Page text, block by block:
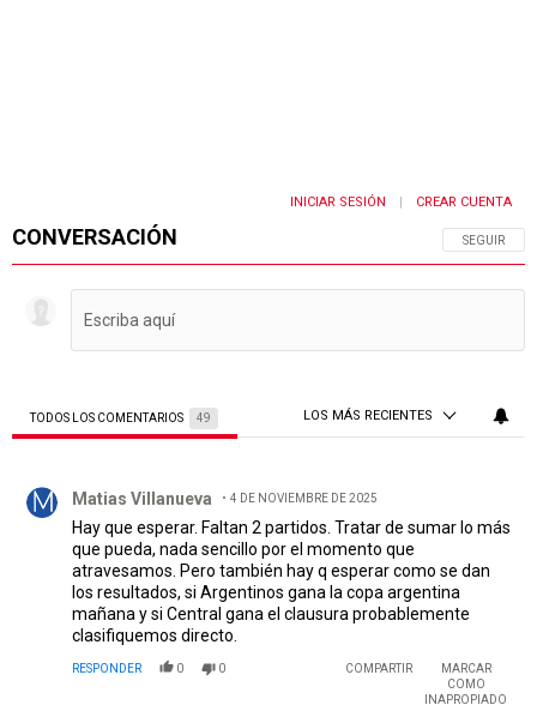
CONVERSACIÓN SIGA ESTA
SEGUIR
INICIAR SESIÓN CREAR CUENTA
TODOS LOS COMENTARIOS 49 LOS MÁS RECIENTES
Matias Villanueva 4 DE NOVIEMBRE DE 2025
Hay que esperar. Faltan 2 partidos. Tratar de sumar lo más
que pueda, nada sencillo por el momento que
atravesamos. Pero también hay q esperar como se dan
los resultados, si Argentinos gana la copa argentina
mañana y si Central gana el clausura probablemente
clasifiquemos directo.
RESPONDER 0 0 COMPARTIR
MARCAR
COMO
INAPROPIADO